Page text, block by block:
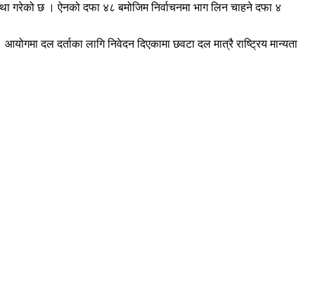
गरेको छ । ऐनको दफा ४८ बमोजिम निर्वाचनमा भाग लिन चाहने दफा ४
दल दर्ताका लागि निवेदन दिएकामा छवटा दल मात्रै राष्ट्रिय मान्यता